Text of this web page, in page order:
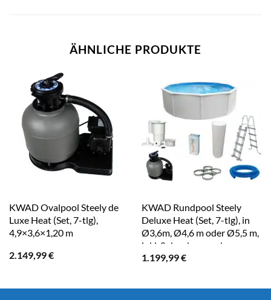
ÄHNLICHE PRODUKTE
KWAD Ovalpool Steely de
Luxe Heat (Set, 7-tlg),
4,9×3,6×1,20 m
2.149,99€
KWAD Rundpool Steely
Deluxe Heat (Set, 7-tlg), in
Ø3,6m, Ø4,6 m oder Ø5,5 m,
inkl. Solarplane und
weiterem Zubehör
1.199,99€